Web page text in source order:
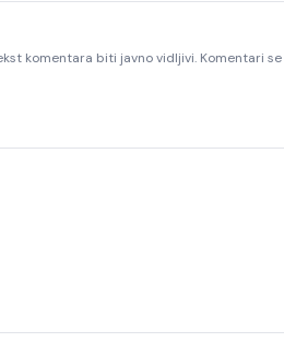
komentara biti javno vidljivi. Komentari